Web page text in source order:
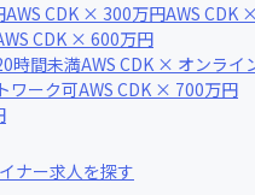
AWS CDK × 300万円AWS CDK
CDK × 600万円
時間未満AWS CDK × オンライ
ワーク可AWS CDK × 700万円
ナー求人を探す